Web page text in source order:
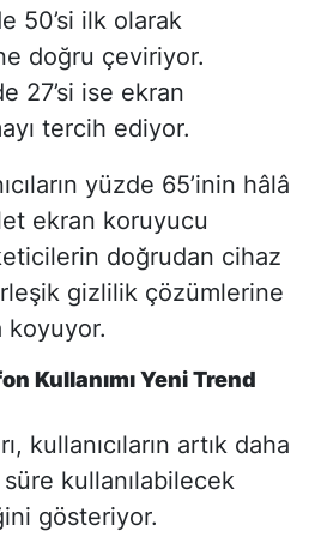
50’si ilk olarak
doğru çeviriyor.
27’si ise ekran
tercih ediyor.
yüzde 65’inin hâlâ
ekran koruyucu
doğrudan cihaz
gizlilik çözümlerine
koyuyor.
Kullanımı Yeni Trend
kullanıcıların artık daha
süre kullanılabilecek
gösteriyor.